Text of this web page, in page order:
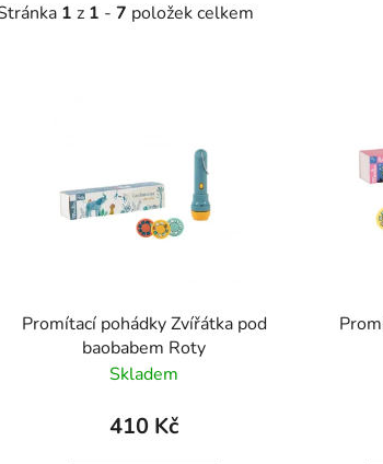
1 z 1 - 7 položek celkem
Promítací pohádky Zvířátka pod
baobabem Roty
Skladem
410 Kč